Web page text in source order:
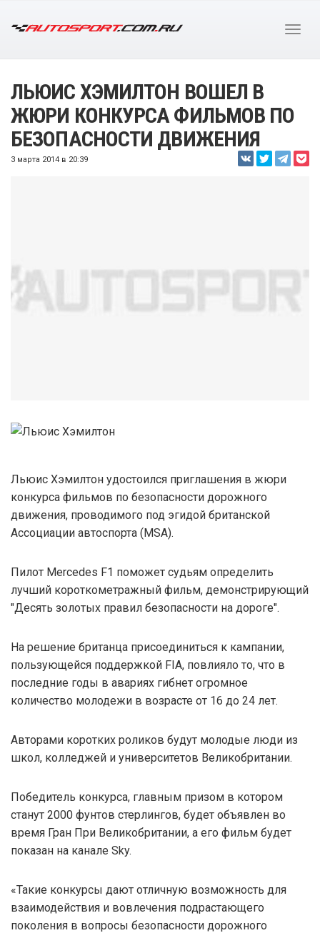
ЛЬЮИС ХЭМИЛТОН ВОШЕЛ В
ЖЮРИ КОНКУРСА ФИЛЬМОВ ПО
БЕЗОПАСНОСТИ ДВИЖЕНИЯ
3 марта 2014 в 20:39
Льюис Хэмилтон удостоился приглашения в жюри
конкурса фильмов по безопасности дорожного
движения, проводимого под эгидой британской
Ассоциации автоспорта (MSA).
Пилот Mercedes F1 поможет судьям определить
лучший короткометражный фильм, демонстрирующий
"Десять золотых правил безопасности на дороге".
На решение британца присоединиться к кампании,
пользующейся поддержкой FIA, повлияло то, что в
последние годы в авариях гибнет огромное
количество молодежи в возрасте от 16 до 24 лет.
Авторами коротких роликов будут молодые люди из
школ, колледжей и университетов Великобритании.
Победитель конкурса, главным призом в котором
станут 2000 фунтов стерлингов, будет объявлен во
время Гран При Великобритании, а его фильм будет
показан на канале Sky.
«Такие конкурсы дают отличную возможность для
взаимодействия и вовлечения подрастающего
поколения в вопросы безопасности дорожного